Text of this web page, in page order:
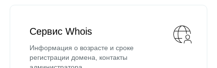
Сервис Whois
Информация о возрасте и сроке
регистрации домена, контакты